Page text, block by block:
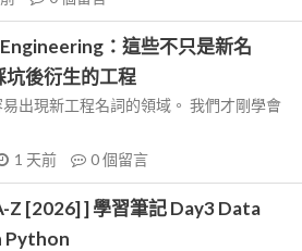
：這些不只是新名
後衍生的工程
出現新工程名詞的領域。 我們才剛學會
1 天前 0個留言
Z [2026] ] 學習筆記 Day3 Data
Python